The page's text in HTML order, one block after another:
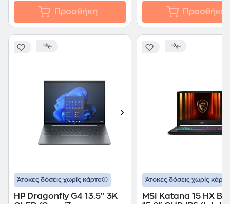
Προσθήκη Προσθήκη
Άτοκες δόσεις χωρίς κάρτα
HP Dragonfly G4 13.5'' 3K
Άτοκες δόσεις χωρίς κάρτα
MSI Katana 15 HX